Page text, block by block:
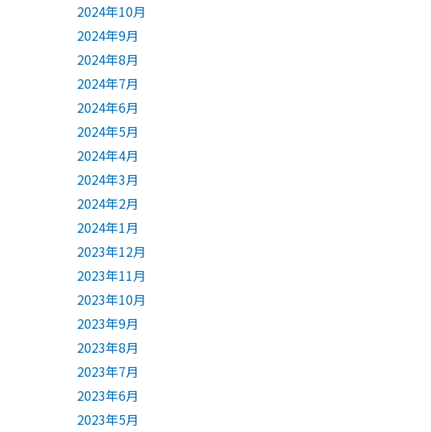
2024年10月
2024年9月
2024年8月
2024年7月
2024年6月
2024年5月
2024年4月
2024年3月
2024年2月
2024年1月
2023年12月
2023年11月
2023年10月
2023年9月
2023年8月
2023年7月
2023年6月
2023年5月